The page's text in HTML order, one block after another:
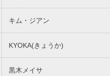
キム・ジアン
KYOKA(きょうか)
黒木メイサ